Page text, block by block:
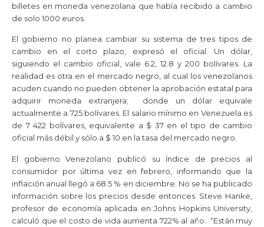
billetes en moneda venezolana que había recibido a cambio
de solo 1000 euros.
El gobierno no planea cambiar su sistema de tres tipos de
cambio en el corto plazo, expresó el oficial. Un dólar,
siguiendo el cambio oficial, vale 6.2, 12.8 y 200 bolívares. La
realidad es otra en el mercado negro, al cual los venezolanos
acuden cuando no pueden obtener la aprobación estatal para
adquirir moneda extranjera; donde un dólar equivale
actualmente a 725 bolívares. El salario mínimo en Venezuela es
de 7 422 bolívares, equivalente a $ 37 en el tipo de cambio
oficial más débil y sólo a $ 10 en la tasa del mercado negro.
El gobierno Venezolano publicó su índice de precios al
consumidor por última vez en febrero, informando que la
inflación anual llegó a 68.5 % en diciembre. No se ha publicado
información sobre los precios desde entonces. Steve Hanke,
profesor de economía aplicada en Johns Hopkins University,
calculó que el costo de vida aumenta 722% al año. “Están muy